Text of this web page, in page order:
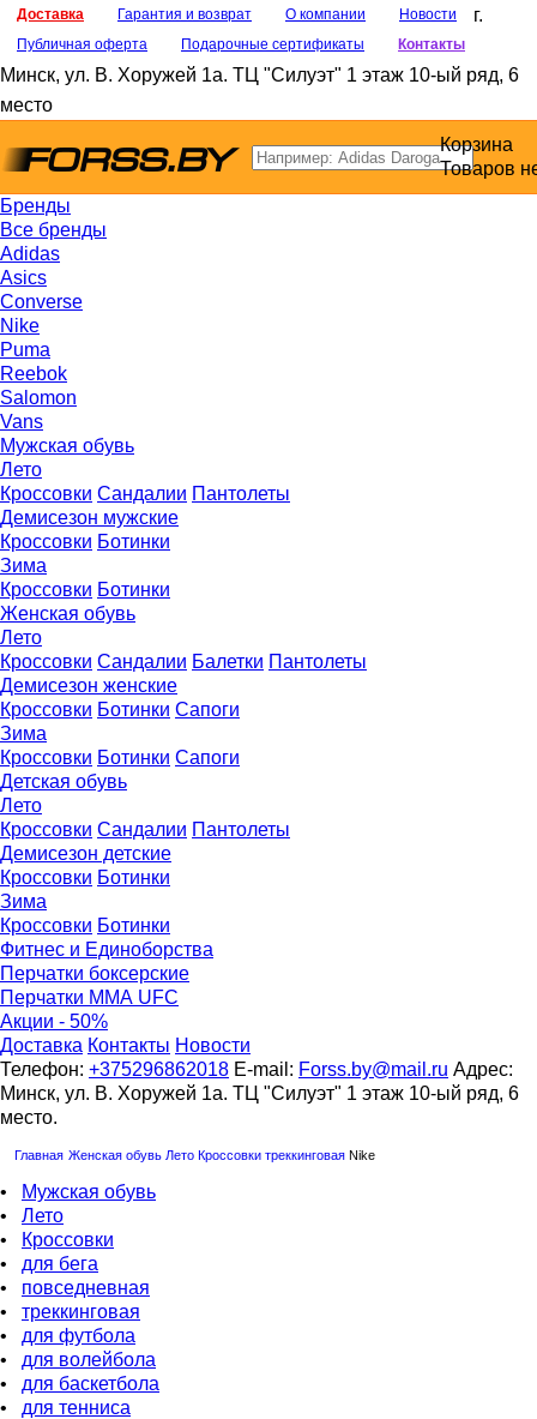
Доставка Гарантия и возврат О компании
Новости
Публичная оферта
Подарочные сертификаты Контакты
г.
Минск, ул. В. Хоружей 1а. ТЦ "Силуэт" 1 этаж 10-ый ряд, 6
место
Корзина
Товаров
Бренды
Все бренды
Adidas
Asics
Converse
Nike
Puma
Reebok
Salomon
Vans
Мужская обувь
Лето
Кроссовки Сандалии Пантолеты
Демисезон мужские
Кроссовки Ботинки
Зима
Кроссовки Ботинки
Женская обувь
Лето
Кроссовки Сандалии Балетки Пантолеты
Демисезон женские
Кроссовки Бoтинки Сапоги
Зима
Кроссовки Ботинки Сапоги
Детская обувь
Летo
Кроссовки Сандалии Пантолеты
Демисезон детские
Кроссовки Ботинки
Зима
Кроссовки Ботинки
Фитнес и Единоборства
Перчатки боксерские
Перчатки ММА UFC
Акции - 50%
Доставка Контакты Новости
Телефон: +375296862018 E-mail: Forss.by@mail.ru Адрес:
Минск, ул. В. Хоружей 1а. ТЦ "Силуэт" 1 этаж 10-ый ряд, 6
место.
Главная Женская обувь Лето Кроссовки треккинговая Nike
•
Мужская обувь
• Лето
•
Кроссовки
• для бега
• повседневная
• треккинговая
• для футбола
• для волейбола
• для баскетбола
• для тенниса